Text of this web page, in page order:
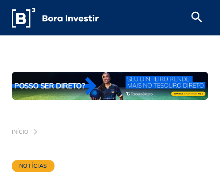
INÍCIO
NOTÍCIAS